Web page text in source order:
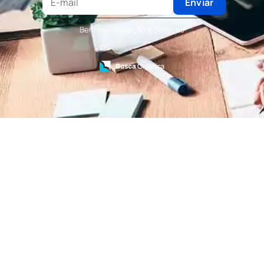
Terceirização de Serviços de Recepcionistas
Treinamento de Bombeiro Civil
Treinamento de Bombeiros
Treinamento de Brigada
Treinamento de Brigada de Emergência
Treinamento de Brigada de Incêndio
Treinamento de Brigada de Incêndio Valor
Treinamento de Brigadista de Incêndio
Treinamento de Combate a Incêndio NR 23
Benfire - Proteção e Serviços